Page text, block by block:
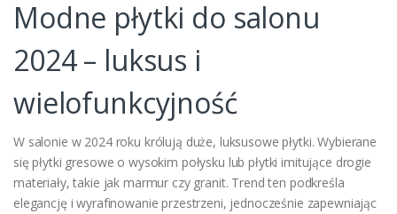
Modne płytki do salonu
2024 – luksus i
wielofunkcyjność
W salonie w 2024 roku królują duże, luksusowe płytki. Wybierane
się płytki gresowe o wysokim połysku lub płytki imitujące drogie
materiały, takie jak marmur czy granit. Trend ten podkreśla
elegancję i wyrafinowanie przestrzeni, jednocześnie zapewniając